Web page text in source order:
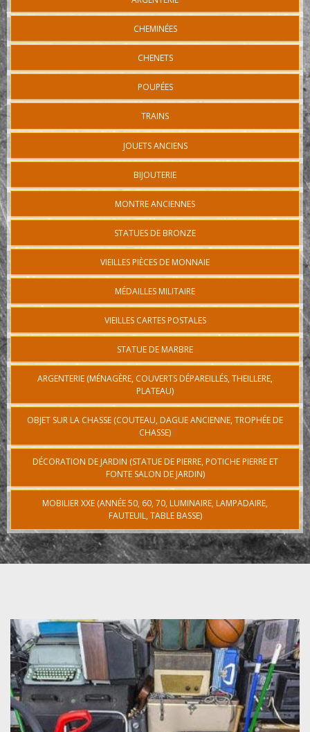
CHEMINÉES
CHENETS
POUPÉES
TRAINS
JOUETS ANCIENS
BIJOUTERIE
MONTRE ANCIENNES
STATUES DE BRONZE
VIEILLES PIÈCES DE MONNAIE
MÉDAILLES MILITAIRE
VIEILLES CARTES POSTALES
STATUE DE MARBRE
ARGENTERIE (MÉNAGÈRE, COUVERTS DÉPAREILLÉS, THEILLERE,
PLATEAU)
OBJET SUR LA CHASSE (COUTEAU, DAGUE ANCIENNE, TROPHÉE DE
CHASSE)
DÉCORATION DE JARDIN (STATUE DE PIERRE, POTICHE PIERRE ET
FONTE SALON DE JARDIN)
MOBILIER XXE (ANNÉE 50, 60, 70, LUMINAIRE, LAMPADAIRE,
FAUTEUIL, TABLE BASSE)